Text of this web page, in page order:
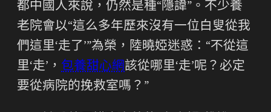
都中國人來說，仍然是種“隱諱”。不少養
老院會以“這么多年歷來沒有一位白叟從我
們這里‘走了’”為榮，陸曉婭迷惑：“不從這
里‘走’， 包養甜心網該從哪里‘走’呢？必定
要從病院的挽救室嗎？”